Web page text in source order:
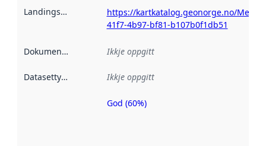
Landingsside
https://kartkatalog.geonorge.no/
41f7-4b97-bf81-b107b0f1db51
Dokumentasjon Ikkje oppgitt
Datasettype Ikkje oppgitt
Metadatakvalitet
God (60%)